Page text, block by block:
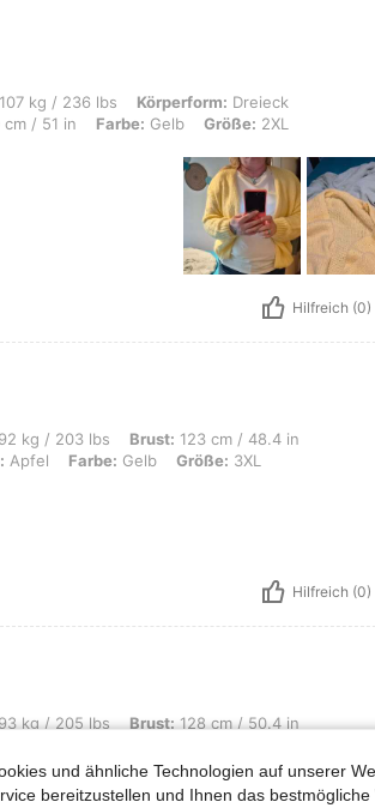
Körperform: Dreieck, Brust: 110 cm / 43.3 in,
107 kg / 236 lbs Körperform: Dreieck
cm / 51 in Farbe: Gelb Größe: 2XL
Hilfreich (0)
Brust: 123 cm / 48.4 in, Hüften: 135 cm / 53 in,
92 kg / 203 lbs Brust: 123 cm / 48.4 in
Apfel Farbe: Gelb Größe: 3XL
Hilfreich (0)
Brust: 128 cm / 50.4 in, Hüften: 134 cm / 53 in,
kg / 205 lbs Brust:128 cm / 50.4 in
und ähnliche Technologien auf unserer
bereitzustellen und Ihnen das